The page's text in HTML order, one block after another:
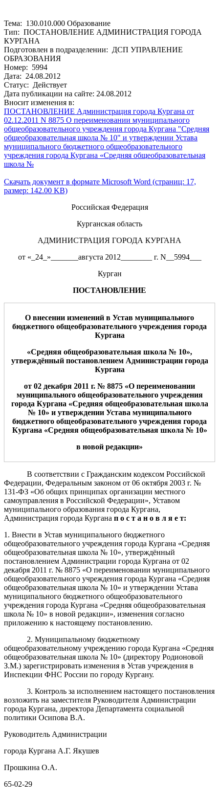
Тема: 130.010.000 Образование
Тип: ПОСТАНОВЛЕНИЕ АДМИНИСТРАЦИЯ ГОРОДА
КУРГАНА
Подготовлен в подразделении: ДСП УПРАВЛЕНИЕ
ОБРАЗОВАНИЯ
Номер: 5994
Дата: 24.08.2012
Статус: Действует
Дата публикации на сайте: 24.08.2012
Вносит изменения в:
ПОСТАНОВЛЕНИЕ Администрация города Кургана от
02.12.2011 N 8875 О переименовании муниципального
общеобразовательного учреждения города Кургана "Средняя
общеобразовательная школа № 10" и утверждении Устава
муниципального бюджетного общеобразовательного
учреждения города Кургана «Средняя общеобразовательная
школа №
Скачать документ в формате Microsoft Word (страниц: 17,
размер: 142.00 KB)
Российская Федерация
Курганская область
АДМИНИСТРАЦИЯ ГОРОДА КУРГАНА
от «_24_»_______августа 2012________ г. N__5994___
Курган
ПОСТАНОВЛЕНИЕ
О внесении изменений в Устав муниципального
бюджетного общеобразовательного учреждения города
Кургана
«Средняя общеобразовательная школа № 10»,
утверждённый постановлением Администрации города
Кургана
от 02 декабря 2011 г. № 8875 «О переименовании
муниципального общеобразовательного учреждения
города Кургана «Средняя общеобразовательная школа
№ 10» и утверждении Устава муниципального
бюджетного общеобразовательного учреждения города
Кургана «Средняя общеобразовательная школа № 10»
в новой редакции»
В соответствии с Гражданским кодексом Российской
Федерации, Федеральным законом от 06 октября 2003 г. №
131-ФЗ «Об общих принципах организации местного
самоуправления в Российской Федерации», Уставом
муниципального образования города Кургана,
Администрация города Кургана п о с т а н о в л я е т:
1. Внести в Устав муниципального бюджетного
общеобразовательного учреждения города Кургана «Средняя
общеобразовательная школа № 10», утверждённый
постановлением Администрации города Кургана от 02
декабря 2011 г. № 8875 «О переименовании муниципального
общеобразовательного учреждения города Кургана «Средняя
общеобразовательная школа № 10» и утверждении Устава
муниципального бюджетного общеобразовательного
учреждения города Кургана «Средняя общеобразовательная
школа № 10» в новой редакции», изменения согласно
приложению к настоящему постановлению.
2. Муниципальному бюджетному
общеобразовательному учреждению города Кургана «Средняя
общеобразовательная школа № 10» (директору Родионовой
З.М.) зарегистрировать изменения в Устав учреждения в
Инспекции ФНС России по городу Кургану.
3. Контроль за исполнением настоящего постановления
возложить на заместителя Руководителя Администрации
города Кургана, директора Департамента социальной
политики Осипова В.А.
Руководитель Администрации
города Кургана А.Г. Якушев
Прошкина О.А.
65-02-29